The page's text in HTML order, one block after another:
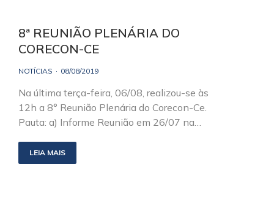
8ª REUNIÃO PLENÁRIA DO
CORECON-CE
NOTÍCIAS 08/08/2019
Na última terça-feira, 06/08, realizou-se às
12h a 8° Reunião Plenária do Corecon-Ce.
Pauta: a) Informe Reunião em 26/07 na…
LEIA MAIS